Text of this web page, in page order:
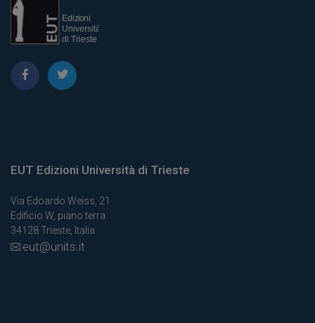
EUT Edizioni Università di Trieste
Via Edoardo Weiss, 21
Edificio W, piano terra
34128 Trieste, Italia
eut@units.it